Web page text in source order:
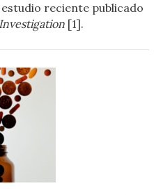
reciente publicado
[1].